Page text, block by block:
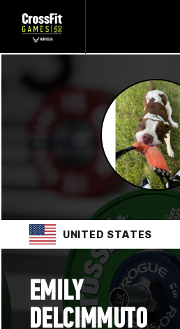
UNITED STATES
EMILY
DELCIMMUTO